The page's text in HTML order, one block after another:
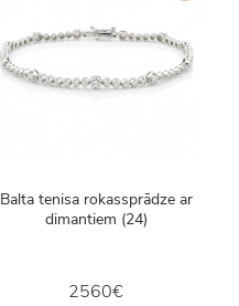
Balta tenisa rokassprādze ar
dimantiem (24)
2560€